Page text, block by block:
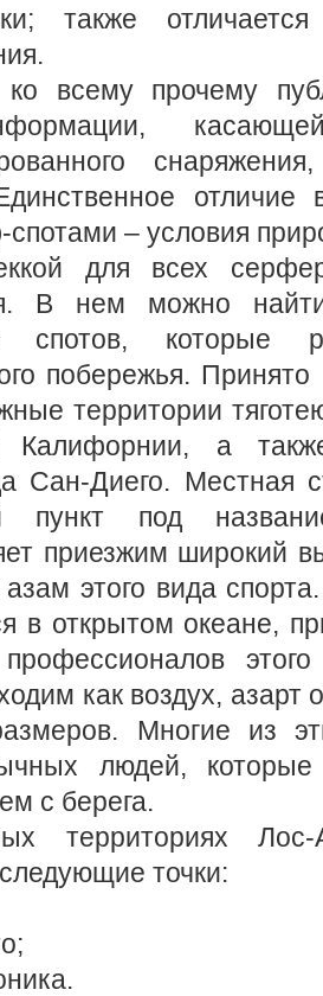
также
всему прочему
отличие
– условия
для всех
В нем можно
спотов, которые
побережья.
территории
Калифорнии, а
Сан-Диего. Местная
пункт под
приезжим широкий
азам этого вида
в открытом океане,
как воздух, азарт
Многие из
людей,
с берега.
территориях Лос-
точки: